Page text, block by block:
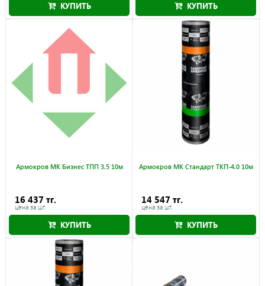
КУПИТЬ КУПИТЬ
Армокров МК Бизнес ТПП 3.5 10м
16 437 тг.
цена за шт.
КУПИТЬ
Армокров МК Стандарт ТКП-4.0 10м
14 547 тг.
цена за шт.
КУПИТЬ